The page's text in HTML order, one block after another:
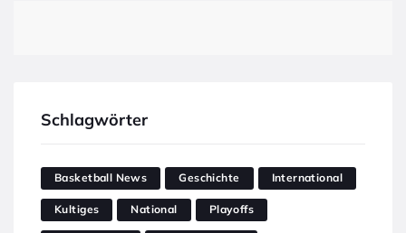
Schlagwörter
Basketball News Geschichte International
Kultiges National Playoffs